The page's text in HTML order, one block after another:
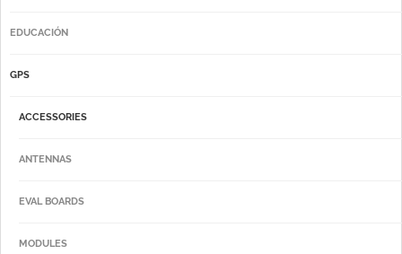
EDUCACIÓN
GPS
ACCESSORIES
ANTENNAS
EVAL BOARDS
MODULES